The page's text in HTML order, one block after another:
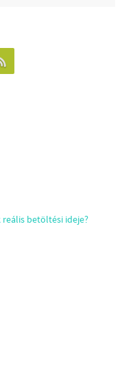
reális betöltési ideje?